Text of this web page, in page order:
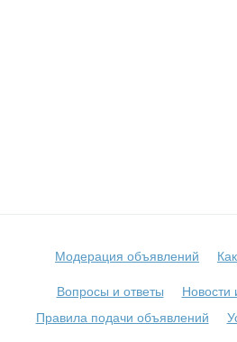
Модерация объявлений
Вопросы и ответы
Новости
Правила подачи объявлений